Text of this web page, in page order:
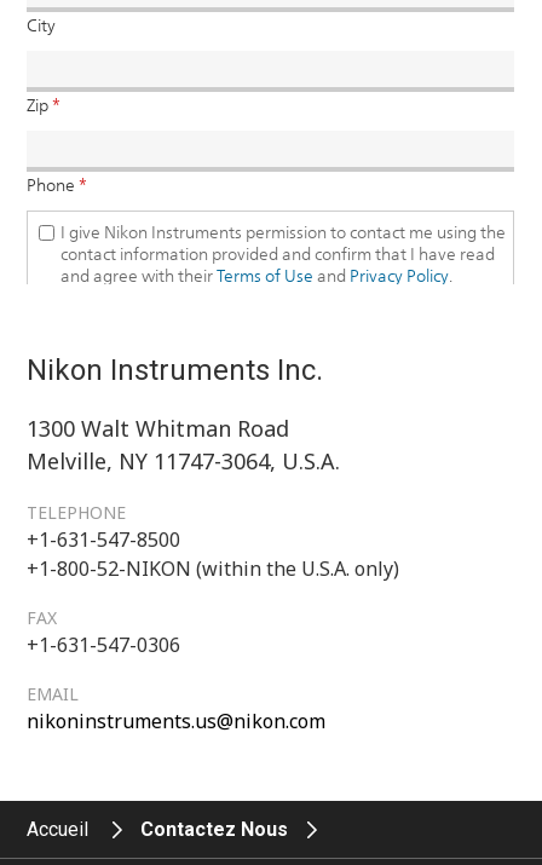
Nikon Instruments Inc.
1300 Walt Whitman Road
Melville, NY 11747-3064, U.S.A.
TELEPHONE
+1-631-547-8500
+1-800-52-NIKON (within the U.S.A. only)
FAX
+1-631-547-0306
EMAIL
nikoninstruments.us@nikon.com
Accueil Contactez Nous